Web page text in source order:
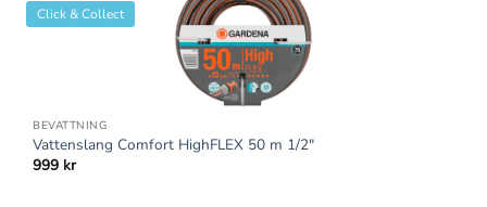
Click & Collect
BEVATTNING
Vattenslang Comfort HighFLEX 50 m 1/2″
999 kr